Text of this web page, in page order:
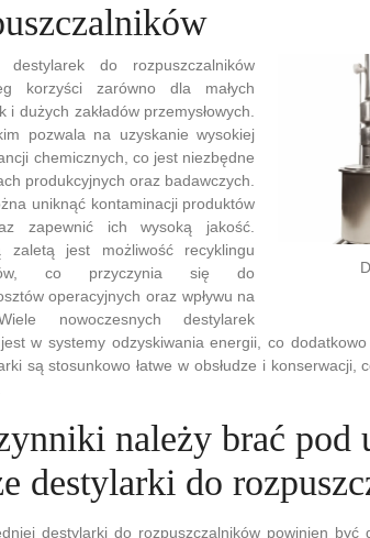
do rozpuszczalników
korzyści zarówno dla małych
i dużych zakładów przemysłowych.
pozwala na uzyskanie wysokiej
chemicznych, co jest niezbędne
produkcyjnych oraz badawczych.
uniknąć kontaminacji produktów
zapewnić ich wysoką jakość.
zaletą jest możliwość recyklingu
co przyczynia się do
operacyjnych oraz wpływu na
nowoczesnych destylarek
w systemy odzyskiwania energii, co
są stosunkowo łatwe w obsłudze i
należy brać pod
destylarki do
destylarki do rozpuszczalników powinien być